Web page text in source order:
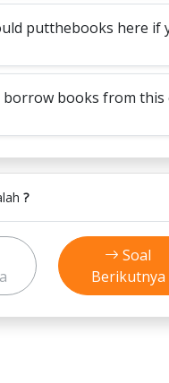
putthebooks here
borrow books from
?
Soal
Berikutnya